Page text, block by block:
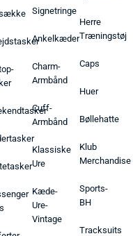
Signetringe
Ankelkæder
Charm-
Armbånd
Cuff-
Armbånd
Klassiske
Ure
Kæde-
Ure-
Vintage
Herre
Træningstøj
Caps
Huer
Bøllehatte
Klub
Merchandise
Sports-
BH
Tracksuits